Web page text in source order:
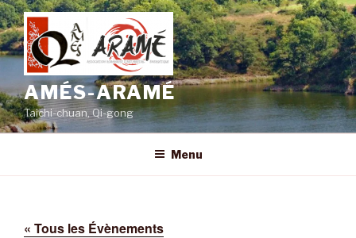
Aller
au
contenu
principal
AMÉS-ARAMÉ
Taichi-chuan, Qi-gong
Menu
« Tous les Évènements